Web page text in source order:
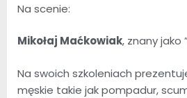
Na scenie:
Mikołaj Maćkowiak, znany jako
Na swoich szkoleniach
męskie takie jak pompadur,